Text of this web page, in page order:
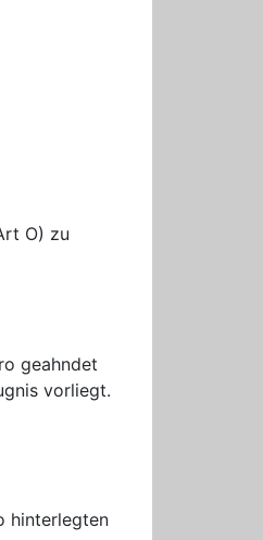
O) zu
geahndet
vorliegt.
hinterlegten